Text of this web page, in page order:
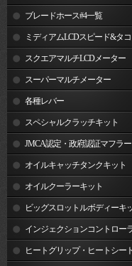
ブレードホース#4一覧
ミディアムLCDスピード&タ
ータースクエアマルチLCDメーター
スーパーマルチメーター
各種レバー
スペシャルクラッチキット
JMCA認定・政府認証マフラー
オイルキャッチタンクキット
オイルクーラーキット
ビッグスロットルボディーキ
インジェクションコントロー
ヒートグリップ・ヒートシート